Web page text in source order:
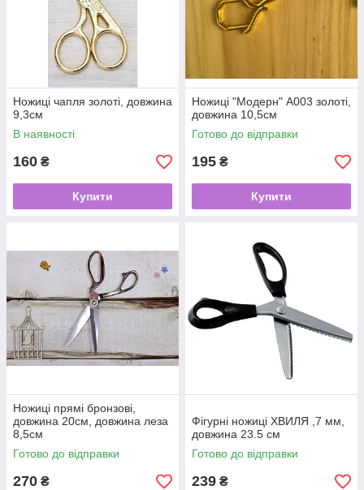
Ножиці чапля золоті, довжина
9,3см
В наявності
160 ₴
Купити
Ножиці "Модерн" А003 золоті,
довжина 10,5см
Готово до відправки
195 ₴
Купити
Ножиці прямі бронзові,
довжина 20см, довжина леза
8,5см
Готово до відправки
270 ₴
Фігурні ножиці ХВИЛЯ ,7 мм,
довжина 23.5 см
Готово до відправки
239 ₴